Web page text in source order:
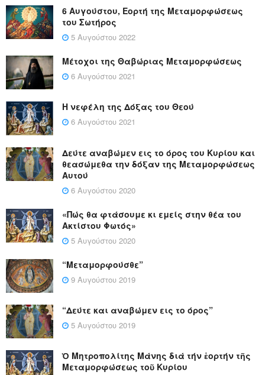
6 Αυγούστου, Εορτή της Μεταμορφώσεως
του Σωτήρος
5 Αυγούστου 2022
Μέτοχοι της Θαβώριας Μεταμορφώσεως
6 Αυγούστου 2021
Η νεφέλη της Δόξας του Θεού
6 Αυγούστου 2021
Δεύτε αναβώμεν εις το όρος του Κυρίου και
θεασώμεθα την δόξαν της Μεταμορφώσεως
Αυτού
6 Αυγούστου 2020
«Πώς θα φτάσουμε κι εμείς στην θέα του
Ακτίστου Φωτός»
5 Αυγούστου 2020
“Μεταμορφούσθε”
9 Αυγούστου 2019
“Δεύτε και αναβώμεν εις το όρος”
5 Αυγούστου 2019
Ὁ Μητροπολίτης Μάνης διά τήν ἑορτήν τῆς
Μεταμορφώσεως τοῦ Κυρίου